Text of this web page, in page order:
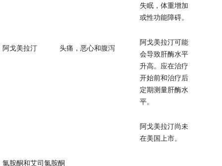
阿戈美拉汀 头痛，恶心和腹泻
失眠，体重增加
或性功能障碍。
阿戈美拉汀可能
会导致肝酶水平
升高。应在治疗
开始前和治疗后
定期测量肝酶水
平。
阿戈美拉汀尚未
在美国上市。
氯胺酮和艾司氯胺酮